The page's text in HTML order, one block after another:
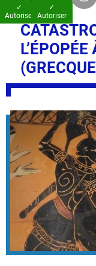
✓
Autoriser
✓
Autoriser